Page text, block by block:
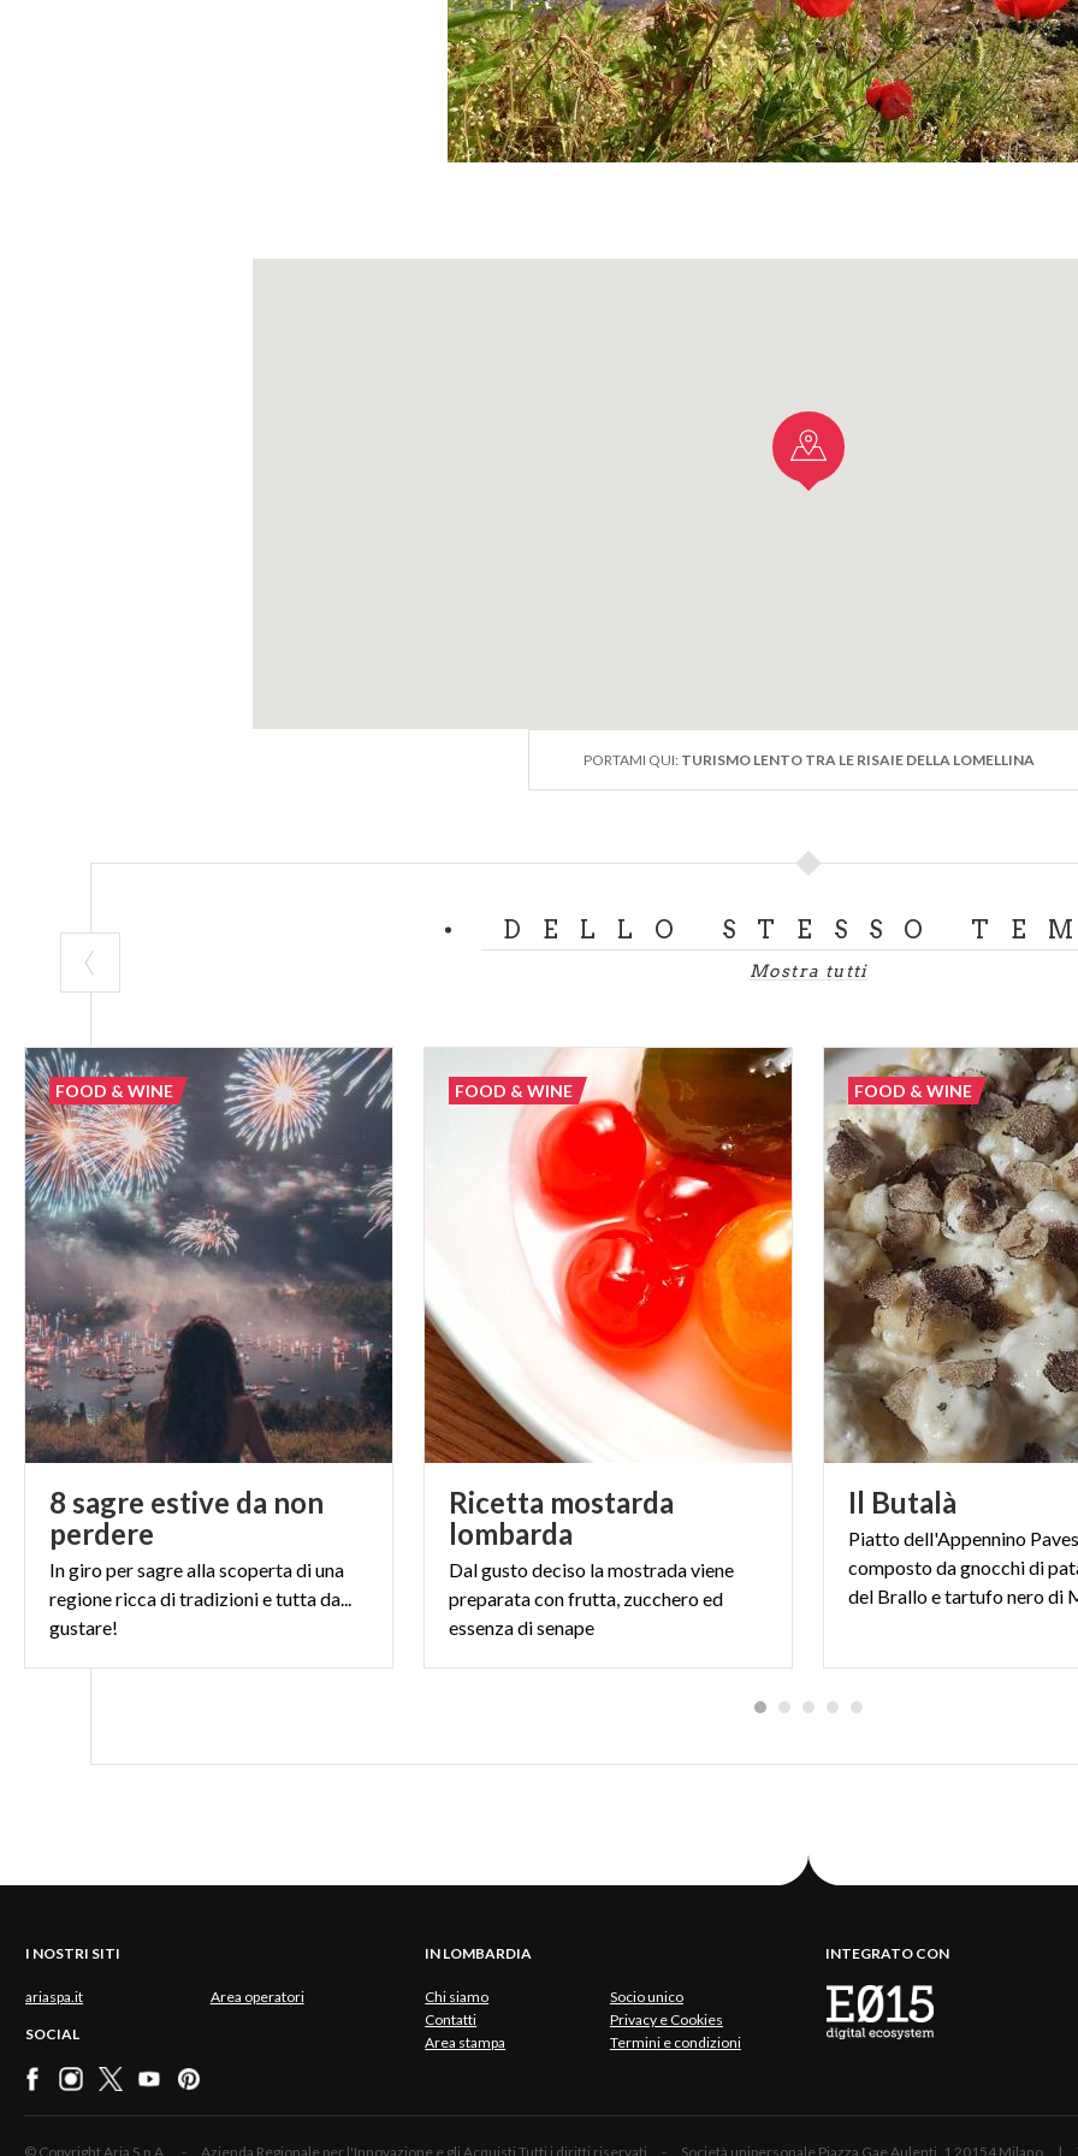
sue varie proposte d'itinerario.
PORTAMI QUI: TURISMO LENTO TRA LE RISAIE DELLA LOMELLINA
DELLO STESSO
Mostra tutti
8 sagre estive da non
perdere
In giro per sagre alla scoperta di una
regione ricca di tradizioni e tutta da...
gustare!
FOOD & WINE
Ricetta mostarda
lombarda
Dal gusto deciso la mostrada viene
preparata con frutta, zucchero ed
essenza di senape
FOOD & WINE
Il Butalà
Piatto dell'Appennino
composto da gnocchi di
del Brallo e tartufo nero di
FOOD & WINE
I NOSTRI SITI
ariaspa.it Area operatori
SOCIAL
IN LOMBARDIA
Chi siamo
Socio unico
Contatti
Privacy e Cookies
Area stampa
Termini e condizioni
INTEGRATO CON
© Copyright Aria S.p.A. - Azienda Regionale per l'Innovazione e gli Acquisti Tutti i diritti riservati - Società unipersonale Piazza Gae Aulenti, 1 20154